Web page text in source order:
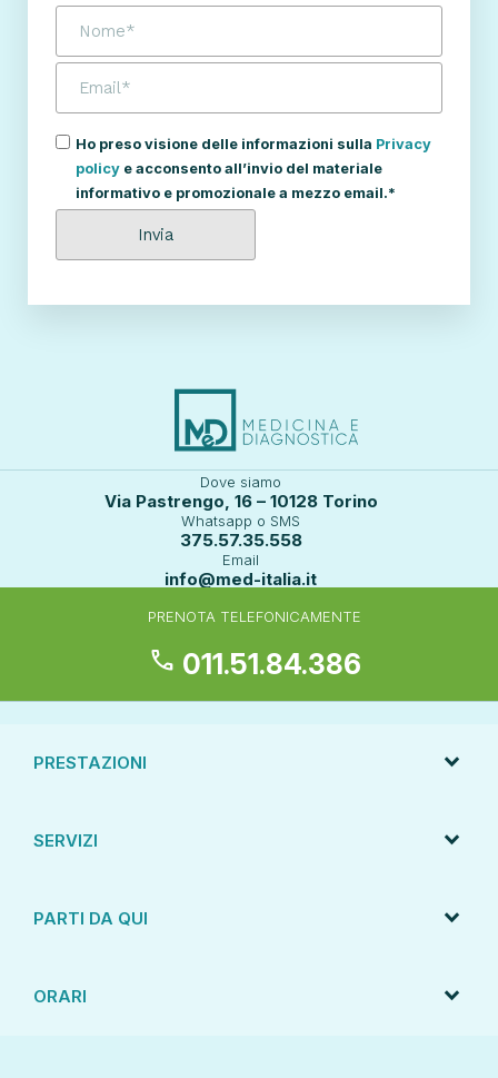
Ho preso visione delle informazioni sulla Privacy
policy e acconsento all’invio del materiale
informativo e promozionale a mezzo email.*
Dove siamo
Via Pastrengo, 16 – 10128 Torino
Whatsapp o SMS
375.57.35.558
Email
info@med-italia.it
PRENOTA TELEFONICAMENTE
call 011.51.84.386
PRESTAZIONI
SERVIZI
PARTI DA QUI
ORARI